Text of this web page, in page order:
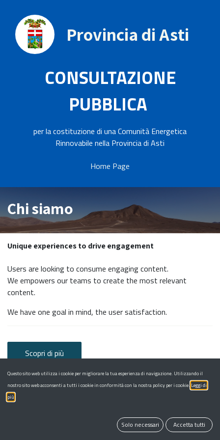
Provincia di Asti
CONSULTAZIONE
PUBBLICA
per la costituzione di una Comunità Energetica
Rinnovabile nella Provincia di Asti
Home Page
Chi siamo
Unique experiences to drive engagement
Users are looking to consume engaging content.
We empowers our teams to create the most relevant
content.
We have one goal in mind, the user satisfaction.
Scopri di più
Questo sito web utilizza i cookie per migliorare la tua esperienza di navigazione. Utilizzando il
nostro sito web acconsenti a tutti i cookie in conformità con la nostra policy per i cookie. Leggi di
più
Solo necessari Accetta tutti